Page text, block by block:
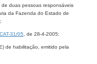
duas pessoas responsáveis
da Fazenda do Estado de
CAT-31/05 , de 28-4-2005:
de habilitação, emitido pela